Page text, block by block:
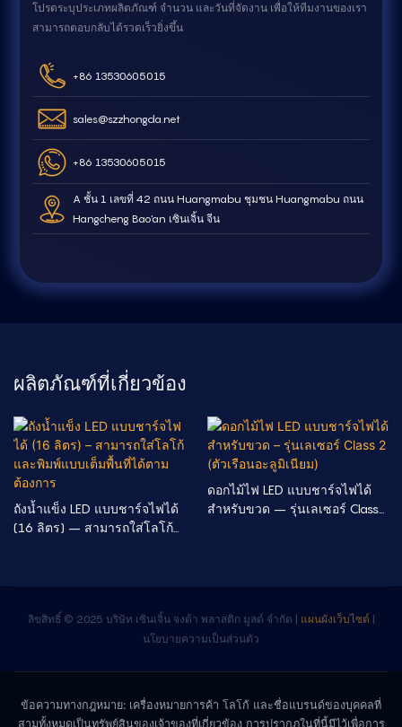
โปรดระบุประเภทผลิตภัณฑ์ จำนวน และวันที่จัดงาน เพื่อให้ทีมงานของเรา
สามารถตอบกลับได้รวดเร็วยิ่งขึ้น
+86 13530605015
sales@szzhongda.net
+86 13530605015
A ชั้น 1 เลขที่ 42 ถนน Huangmabu ชุมชน Huangmabu ถนน
Hangcheng Bao'an เซินเจิ้น จีน
ผลิตภัณฑ์ที่เกี่ยวข้อง
ถังน้ำแข็ง LED แบบชาร์จไฟได้
(16 ลิตร) – สามารถใส่โลโก้
ดอกไม้ไฟ LED แบบชาร์จไฟได้
สำหรับขวด – รุ่นเลเซอร์ Class
ลิขสิทธิ์ © 2025 บริษัท เซินเจิ้น จงต้า พลาสติก มูลด์ จำกัด | แผนผังเว็บไซต์ |
นโยบายความเป็นส่วนตัว
ข้อความทางกฎหมาย: เครื่องหมายการค้า โลโก้ และชื่อแบรนด์ของบุคคลที่
สามทั้งหมดเป็นทรัพย์สินของเจ้าของที่เกี่ยวข้อง การปรากฏในที่นี้มีไว้เพื่อการ